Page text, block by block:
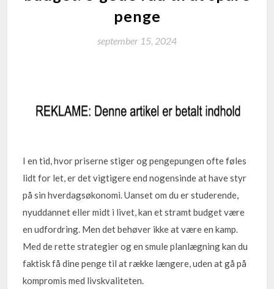
penge
september 15, 2024
I en tid, hvor priserne stiger og pengepungen ofte føles
lidt for let, er det vigtigere end nogensinde at have styr
på sin hverdagsøkonomi. Uanset om du er studerende,
nyuddannet eller midt i livet, kan et stramt budget være
en udfordring. Men det behøver ikke at være en kamp.
Med de rette strategier og en smule planlægning kan du
faktisk få dine penge til at række længere, uden at gå på
kompromis med livskvaliteten.